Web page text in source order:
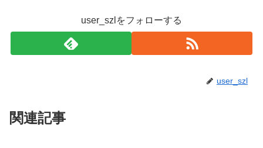
user_szlをフォローする
user_szl
関連記事